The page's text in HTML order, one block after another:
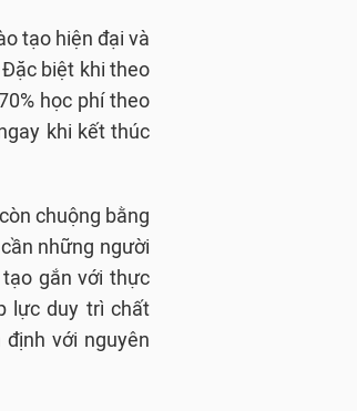
tạo hiện đại và
biệt khi theo
học phí theo
khi kết thúc
chuộng bằng
những người
gắn với thực
lực duy trì chất
với nguyên